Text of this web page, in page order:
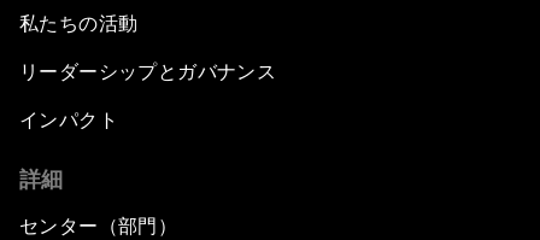
私たちの活動
リーダーシップとガバナンス
インパクト
詳細
センター（部門）